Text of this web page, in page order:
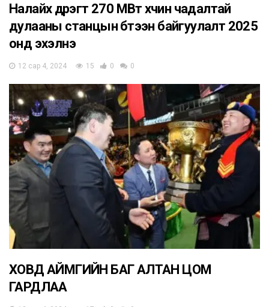
Налайх дүүрэгт 270 МВт хүчин чадалтай
дулааны станцын бүтээн байгуулалт 2025
онд эхэлнэ
12 сар 4, 2024 15 0 0
ХОВД АЙМГИЙН БАГ АЛТАН ЦОМ
ГАРДЛАА